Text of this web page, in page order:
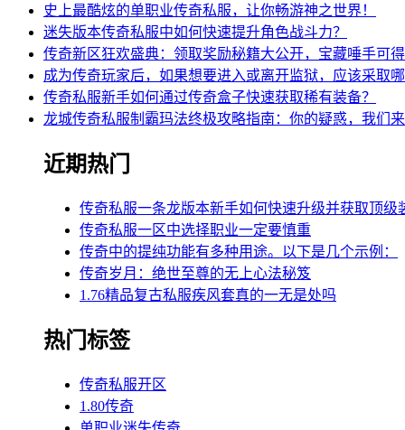
史上最酷炫的单职业传奇私服，让你畅游神之世界！
迷失版本传奇私服中如何快速提升角色战斗力？
传奇新区狂欢盛典：领取奖励秘籍大公开，宝藏唾手可得
成为传奇玩家后，如果想要进入或离开监狱，应该采取
传奇私服新手如何通过传奇盒子快速获取稀有装备？
龙城传奇私服制霸玛法终极攻略指南：你的疑惑，我们
近期热门
传奇私服一条龙版本新手如何快速升级并获取顶级
传奇私服一区中选择职业一定要慎重
传奇中的提纯功能有多种用途。以下是几个示例：
传奇岁月：绝世至尊的无上心法秘笈
1.76精品复古私服疾风套真的一无是处吗
热门标签
传奇私服开区
1.80传奇